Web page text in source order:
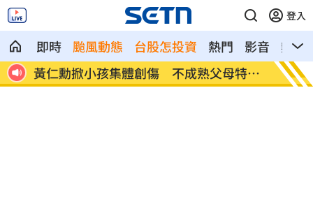
登入
即時 颱風動態 台股怎投資 熱門 影音
熱搜
徵
氣象女神也累了？口誤「白沙屯颱風」
酸
嗆